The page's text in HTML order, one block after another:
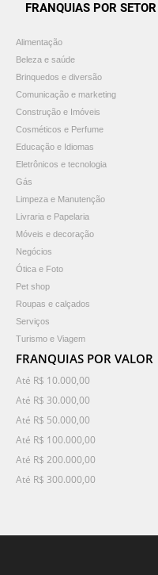
FRANQUIAS POR SETOR
Alimentação
Beleza e saúde
Brinquedos e diversão
Comunicação e marketing
Construção e Imóveis
Cosméticos e Perfume
Educação e Idiomas
Eletrônicos e tecnologia
Gás
Limpeza e Manutenção
Livraria e Papelaria
Móveis e decoração
Negócios
Ótica e Foto
Pet shop
Roupas e calçados
Serviços
Turismo e Viagem
FRANQUIAS POR VALOR
Até R$ 10.000,00
Até R$ 30.000,00
Até R$ 50.000,00
Até R$ 100.000,00
Até R$ 200.000,00
Até R$ 300.000,00